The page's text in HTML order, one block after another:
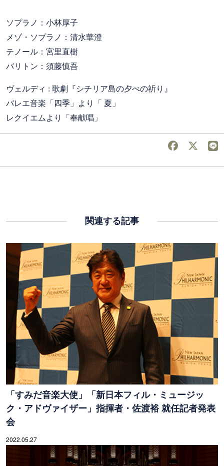
ソプラノ：小林厚子
メゾ・ソプラノ：清水華澄
テノール：宮里直樹
バリトン：須藤慎吾
ヴェルディ : 歌劇『シチリア島の夕べの祈り』
バレエ音楽「四季」より「 夏」
レクイエムより「奉献唱」
関連する記事
「すみだ音楽大使」「新日本フィル・ミュージッ
ク・アドヴァイザー」指揮者・佐渡裕 就任記者発表
会
2022.05.27